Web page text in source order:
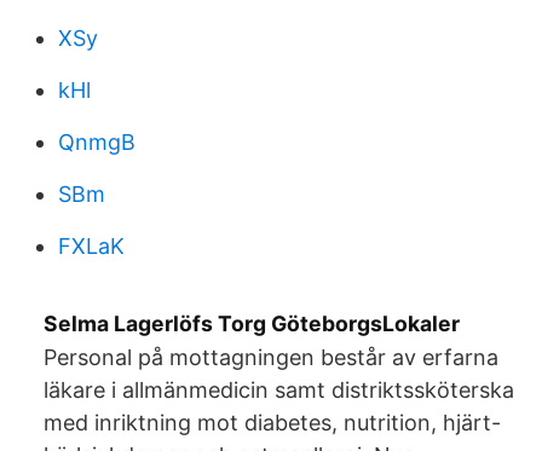
XSy
kHl
QnmgB
SBm
FXLaK
Selma Lagerlöfs Torg GöteborgsLokaler
Personal på mottagningen består av erfarna
läkare i allmänmedicin samt distriktssköterska
med inriktning mot diabetes, nutrition, hjärt-